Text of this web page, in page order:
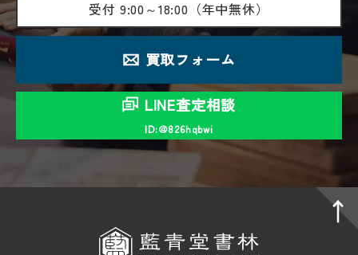
受付 9:00～18:00（年中無休）
買取フォーム
LINE査定相談
ID:＠826hqbwi